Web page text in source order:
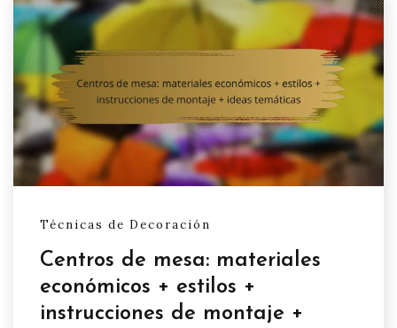
Técnicas de Decoración
Centros de mesa: materiales
económicos + estilos +
instrucciones de montaje +